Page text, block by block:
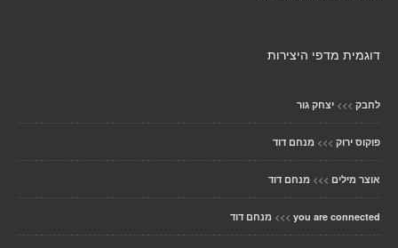
דוגמית מדפי היצירות
לחבק >>> יצחק גור
פוקוס ירוק >>> מנחם דוד
אוצר מילים >>> מנחם דוד
you are connected
>>> מנחם דוד